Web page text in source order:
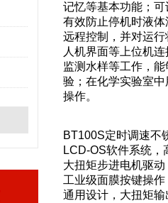
记忆等基本功能；
有效防止停机时液
远程控制，并对运
人机界面等上位机
监测水样等工作，
验；在化学实验室
操作。
BT100S定时调速不
LCD-OS软件系统
大扭矩步进电机驱
工业级面膜按键操
通用设计，大扭矩